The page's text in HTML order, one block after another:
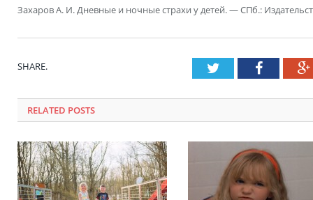
Захаров А. И. Дневные и ночные страхи у детей. — СПб.:
SHARE. Twitter
RELATED POSTS